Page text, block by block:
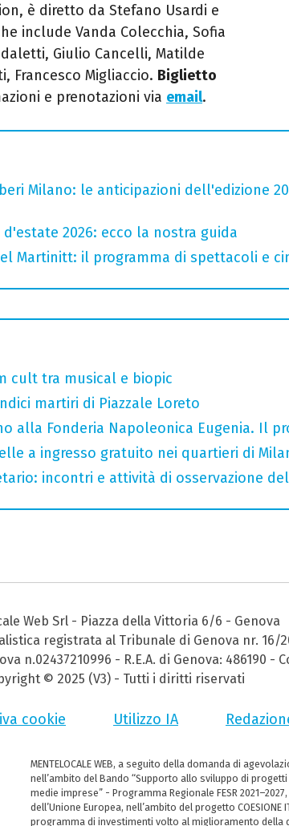
è diretto da Stefano Usardi e
include Vanda Colecchia, Sofia
Giulio Cancelli, Matilde
Francesco Migliaccio. Biglietto
e prenotazioni via email.
Milano: le anticipazioni dell'edizione
2026: ecco la nostra guida
Martinitt: il programma di spettacoli e
cult tra musical e biopic
martiri di Piazzale Loreto
alla Fonderia Napoleonica Eugenia. Il
a ingresso gratuito nei quartieri di
incontri e attività di osservazione
Web Srl - Piazza della Vittoria 6/6 - Genova
registrata al Tribunale di Genova nr. 16/
n.02437210996 - R.E.A. di Genova: 486190 -
© 2025 (V3) - Tutti i diritti riservati
cookie Utilizzo IA
MENTELOCALE WEB, a seguito della domanda di
nell’ambito del Bando “Supporto allo sviluppo di
medie imprese” - Programma Regionale FESR
dell’Unione Europea, nell’ambito del progetto COESIONE
programma di investimenti volto al miglioramento della